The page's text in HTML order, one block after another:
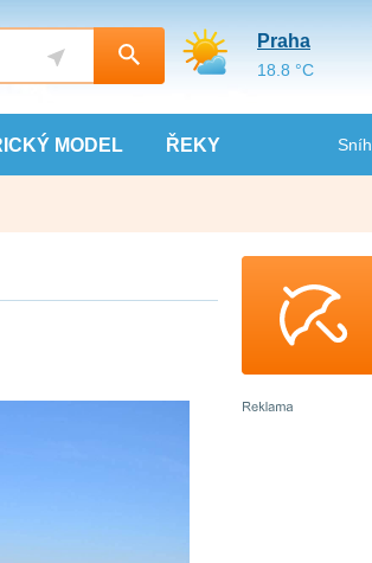
MODEL ŘEKY Sníh
Praha
18.8 °C